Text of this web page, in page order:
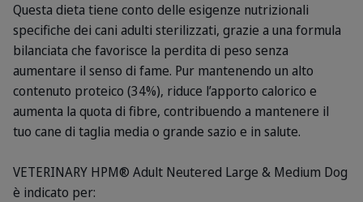
Questa dieta tiene conto delle esigenze nutrizionali
specifiche dei cani adulti sterilizzati, grazie a una formula
bilanciata che favorisce la perdita di peso senza
aumentare il senso di fame. Pur mantenendo un alto
contenuto proteico (34%), riduce l’apporto calorico e
aumenta la quota di fibre, contribuendo a mantenere il
tuo cane di taglia media o grande sazio e in salute.
VETERINARY HPM® Adult Neutered Large & Medium Dog
è indicato per: